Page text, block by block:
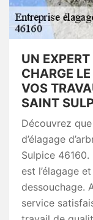
UN
CHARGE
VOS
SAINT
Découvrez
d’élagage
Sulpice
est l’élagage
dessouchage.
service